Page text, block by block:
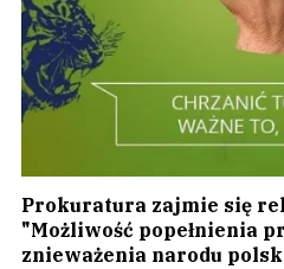
Prokuratura zajmie się
"Możliwość popełnienia
znieważenia narodu